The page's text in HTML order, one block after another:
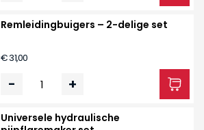
Remleidingbuigers – 2-delige set
€ 31,00
- +
Universele hydraulische